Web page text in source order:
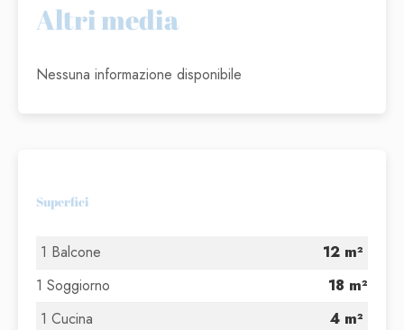
Altri media
Nessuna informazione disponibile
Superfici
1 Balcone
12 m²
1 Soggiorno
18 m²
1 Cucina
4 m²